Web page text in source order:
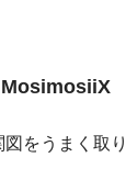
MosimosiiX
をうまく取